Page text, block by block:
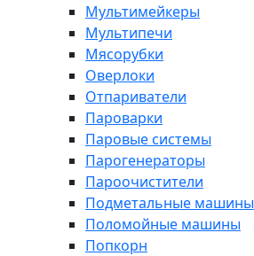
Мультимейкеры
Мультипечи
Мясорубки
Оверлоки
Отпариватели
Пароварки
Паровые системы
Парогенераторы
Пароочистители
Подметальные машины
Поломойные машины
Попкорн